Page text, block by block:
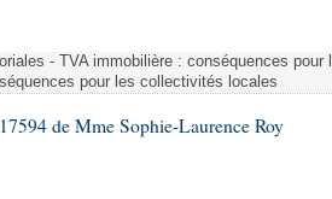
- TVA immobilière : conséquences
pour les collectivités locales
de Mme Sophie-Laurence Roy